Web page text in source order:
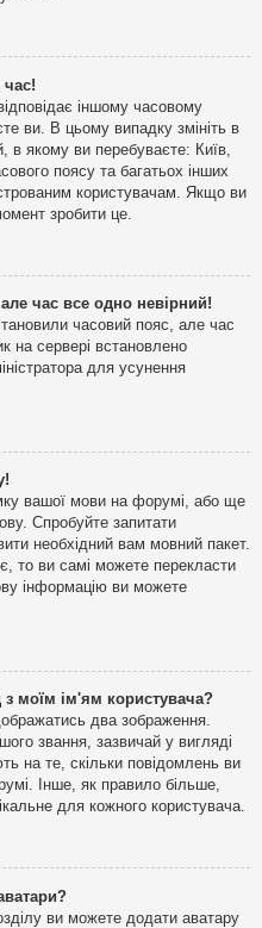
іншому часовому
ви. В цьому випадку змініть в
в якому ви перебуваєте: Київ,
поясу та багатьох інших
користувачам. Якщо ви
зробити це.
час все одно невірний!
часовий пояс, але час
на сервері встановлено
для усунення
вашої мови на форумі, або ще
Спробуйте запитати
необхідний вам мовний пакет.
то ви самі можете перекласти
інформацію ви можете
моїм ім'ям користувача?
два зображення.
звання, зазвичай у вигляді
на те, скільки повідомлень ви
Інше, як правило більше,
для кожного користувача.
ви можете додати аватару